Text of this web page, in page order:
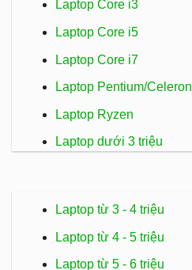
Laptop Core i3
Laptop Core i5
Laptop Core i7
Laptop Pentium/Celeron
Laptop Ryzen
Laptop dưới 3 triệu
Laptop từ 3 - 4 triệu
Laptop từ 4 - 5 triệu
Laptop từ 5 - 6 triệu